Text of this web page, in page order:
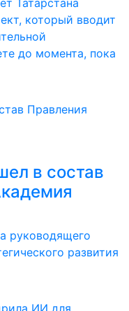
Татарстана
который вводит
до момента, пока
в состав
руководящего
развития